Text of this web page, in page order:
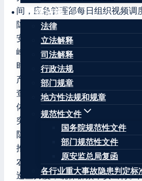
法律法规
法律
立法解释
司法解释
行政法规
部门规章
地方性法规和规章
规范性文件
国务院规范性文件
部门规范性文件
原安监总局复函
各行业重大事故隐患判定标
间，应急管理部每日组织视频调
隐患和灾害事故形势，督促指导
安全防范责任措施。针对假期正
峰、疫情传播高峰、节日人流高
时段，应急管理部部署全系统指
产，组织专家帮助企业制定复工
查治理安全隐患；深入排查商场
体、旅游景区等人员密集场所和
突出矿山、危化、消防、工贸等
防范，严查违法违规行为；发挥
推动加强假期交通运输、渔船安
农村道路、交通枢纽、景点周边
巡查力度，确保群众平安出行。